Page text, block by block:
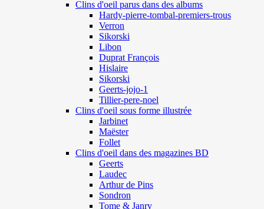
Clins d'oeil parus dans des albums
Hardy-pierre-tombal-premiers-trous
Verron
Sikorski
Libon
Duprat François
Hislaire
Sikorski
Geerts-jojo-1
Tillier-pere-noel
Clins d'oeil sous forme illustrée
Jarbinet
Maëster
Follet
Clins d'oeil dans des magazines BD
Geerts
Laudec
Arthur de Pins
Sondron
Tome & Janry